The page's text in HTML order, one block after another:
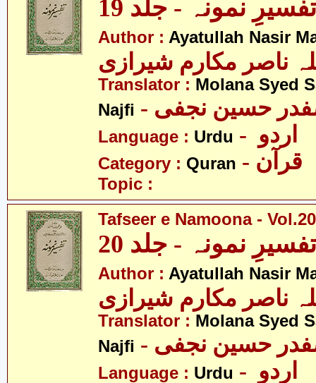
تفسیرِ نمونہ - جلد 19
Author : Ayatullah Nasir
ناصر مکارم شیرازی
Translator : Molana Syed
Najfi
صفدر حسین نجفی
Language : Urdu
Category : Quran - قرآن
Topic :
Tafseer e Namoona - Vol.20
تفسیرِ نمونہ - جلد 20
Author : Ayatullah Nasir
ناصر مکارم شیرازی
Translator : Molana Syed
Najfi
صفدر حسین نجفی
Language : Urdu